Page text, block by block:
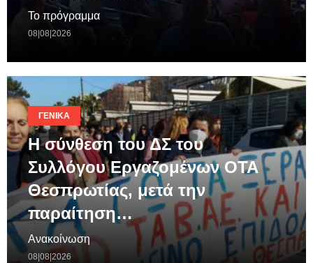
Το πρόγραμμα
08|08|2026
ΓΕΝΙΚΆ
Η σύνθεση του ΔΣ του
Συλλόγου Εργαζομένων ΟΤΑ
Θεσπρωτίας, μετά την
παραίτηση…
Ανακοίνωση
08|08|2026